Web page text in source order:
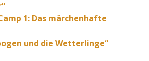
1: Das märchenhafte
und die Wetterlinge“